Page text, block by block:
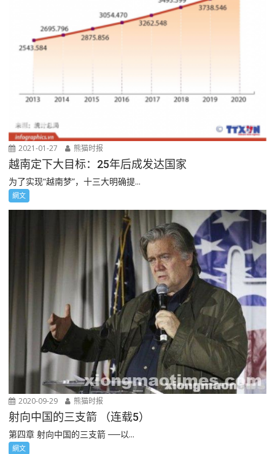
2021-01-27 熊猫时报
越南定下大目标：25年后成发达国家
为了实现“越南梦”，十三大明确提...
網文
2020-09-29 熊猫时报
射向中国的三支箭 （连载5）
第四章 射向中国的三支箭 ──以...
網文